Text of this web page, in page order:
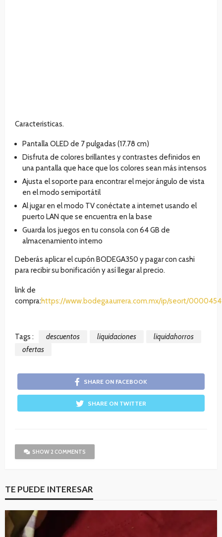
Caracteristicas.
Pantalla OLED de 7 pulgadas (17.78 cm)
Disfruta de colores brillantes y contrastes definidos en
una pantalla que hace que los colores sean más intensos
Ajusta el soporte para encontrar el mejor ángulo de vista
en el modo semiportátil
Al jugar en el modo TV conéctate a internet usando el
puerto LAN que se encuentra en la base
Guarda los juegos en tu consola con 64 GB de
almacenamiento interno
Deberás aplicar el cupón BODEGA350 y pagar con cashi
para recibir su bonificación y así llegar al precio.
link de
compra:https://www.bodegaaurrera.com.mx/ip/seort/
Tags : descuentos liquidaciones
liquidahorros
ofertas
SHARE ON FACEBOOK
SHARE ON TWITTER
SHOW 2 COMMENTS
TE PUEDE INTERESAR